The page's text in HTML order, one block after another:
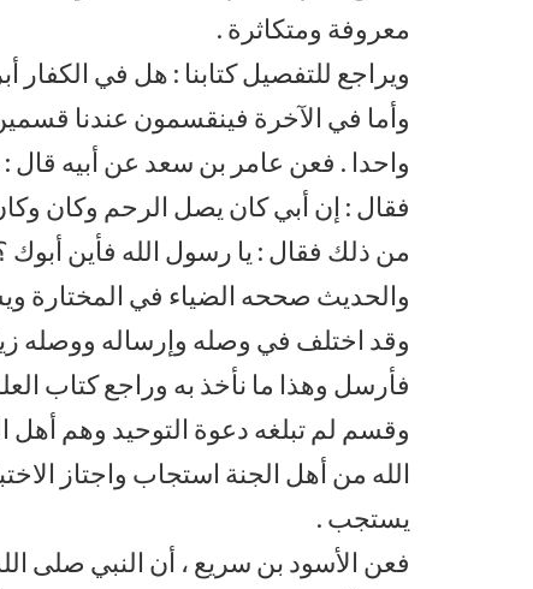
معروفة ومتكاثرة .
ويراجع للتفصيل كتابنا : هل في الكفار
وأما في الآخرة فينقسمون عندنا
واحدا . فعن عامر بن سعد عن أبيه قال :
فقال : إن أبي كان يصل الرحم وكان
من ذلك فقال : يا رسول الله فأين أبوك
والحديث صححه الضياء في المختارة
وقد اختلف في وصله وإرساله ووصله
فأرسل وهذا ما نأخذ به وراجع كتاب
وقسم لم تبلغه دعوة التوحيد وهم أهل
الله من أهل الجنة استجاب واجتاز
يستجب .
فعن الأسود بن سريع ، أن النبي صلى